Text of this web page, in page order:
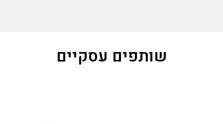
שותפים עסקיים